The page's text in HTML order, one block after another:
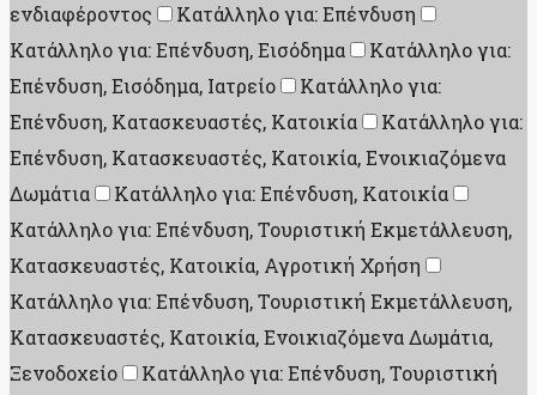
ενδιαφέροντος
Κατάλληλο για: Επένδυση
Κατάλληλο για: Επένδυση, Εισόδημα
Κατάλληλο για:
Επένδυση, Εισόδημα, Ιατρείο
Κατάλληλο για:
Επένδυση, Κατασκευαστές, Κατοικία
Κατάλληλο για:
Επένδυση, Κατασκευαστές, Κατοικία, Ενοικιαζόμενα
Δωμάτια
Κατάλληλο για: Επένδυση, Κατοικία
Κατάλληλο για: Επένδυση, Τουριστική Εκμετάλλευση,
Κατασκευαστές, Κατοικία, Αγροτική Χρήση
Κατάλληλο για: Επένδυση, Τουριστική Εκμετάλλευση,
Κατασκευαστές, Κατοικία, Ενοικιαζόμενα Δωμάτια,
Ξενοδοχείο
Κατάλληλο για: Επένδυση, Τουριστική